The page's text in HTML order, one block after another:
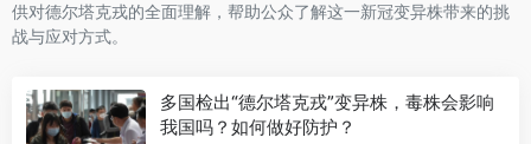
供对德尔塔克戎的全面理解，帮助公众了解这一新冠变异株带来的挑
战与应对方式。
多国检出“德尔塔克戎”变异株，毒株会影响
我国吗？如何做好防护？